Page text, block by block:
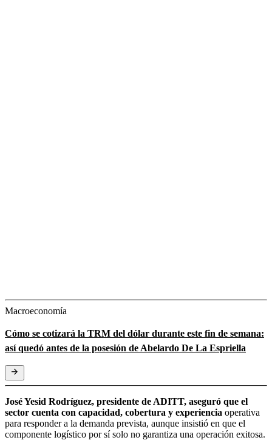
Macroeconomía
Cómo se cotizará la TRM del dólar durante este fin de semana:
así quedó antes de la posesión de Abelardo De La Espriella
José Yesid Rodríguez, presidente de ADITT, aseguró que el
sector cuenta con capacidad, cobertura y experiencia operativa
para responder a la demanda prevista, aunque insistió en que el
componente logístico por sí solo no garantiza una operación exitosa.